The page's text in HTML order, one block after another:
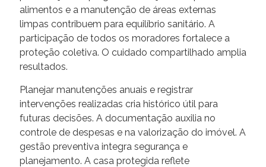
alimentos e a manutenção de áreas externas
limpas contribuem para equilíbrio sanitário. A
participação de todos os moradores fortalece a
proteção coletiva. O cuidado compartilhado amplia
resultados.
Planejar manutenções anuais e registrar
intervenções realizadas cria histórico útil para
futuras decisões. A documentação auxilia no
controle de despesas e na valorização do imóvel. A
gestão preventiva integra segurança e
planejamento. A casa protegida reflete